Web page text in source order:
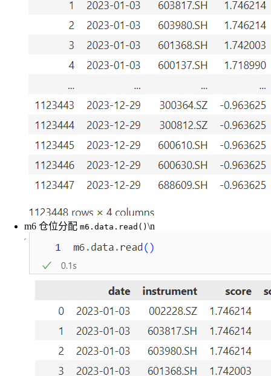
m6 仓位分配 m6.data.read() \n